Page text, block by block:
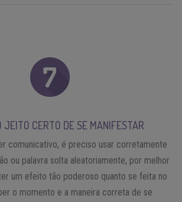
JEITO CERTO DE SE MANIFESTAR
comunicativo, é preciso usar corretamente
ou palavra solta aleatoriamente, por melhor
um efeito tão poderoso quanto se feita no
o momento e a maneira correta de se